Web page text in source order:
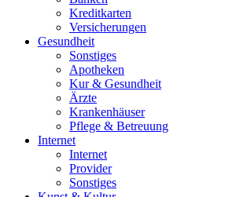
Kreditkarten
Versicherungen
Gesundheit
Sonstiges
Apotheken
Kur & Gesundheit
Ärzte
Krankenhäuser
Pflege & Betreuung
Internet
Internet
Provider
Sonstiges